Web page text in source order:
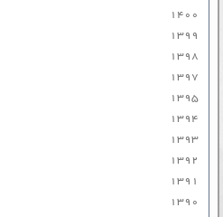
۱۴۰۰
۱۳۹۹
۱۳۹۸
۱۳۹۷
۱۳۹۵
۱۳۹۴
۱۳۹۳
۱۳۹۲
۱۳۹۱
۱۳۹۰